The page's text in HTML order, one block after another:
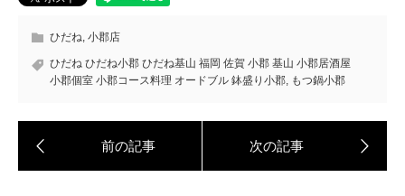
ひだね, 小郡店
ひだね ひだね小郡 ひだね基山 福岡 佐賀 小郡 基山 小郡居酒屋
小郡個室 小郡コース料理 オードブル 鉢盛り小郡, もつ鍋小郡